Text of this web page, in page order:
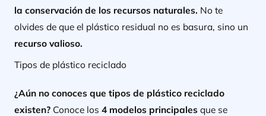
la conservación de los recursos naturales. No te
olvides de que el plástico residual no es basura, sino un
recurso valioso.
Tipos de plástico reciclado
¿Aún no conoces que tipos de plástico reciclado
existen? Conoce los 4 modelos principalesque se